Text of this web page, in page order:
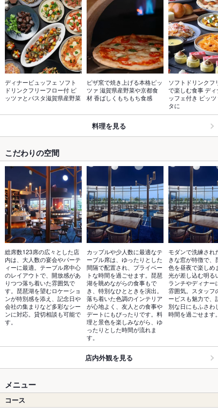
ディナービュッフェ ソフト
ドリンクフリーフロー付 ピ
ッツァとパスタ滋賀県産野菜
ピザ窯で焼き上げる本格ピッ
ツァ 滋賀県産野菜や京都食
材 香ばしくもちもち食感
ソフトドリンクフ
で楽しむ食事 デ
ッフェ付き ピッ
タに
料理を見る
こだわりの空間
総席数123席の広々とした店
内は、大人数の宴会やパーテ
ィーに最適。テーブル席中心
のレイアウトで、開放感があ
りつつ落ち着いた雰囲気で
す。琵琶湖を望むロケーショ
ンが特別感を添え、記念日や
会社の集まりなど多彩なシー
ンに対応。貸切相談も可能で
す。
カップルや少人数に最適なテ
ーブル席は、ゆったりとした
間隔で配置され、プライベー
トな時間を過ごせます。琵琶
湖を眺めながらの食事もで
き、特別なひとときを演出。
落ち着いた色調のインテリア
が心地よく、友人との食事や
デートにもぴったりです。料
理と景色を楽しみながら、ゆ
ったりとした時間が流れま
す。
モダンで洗練され
きな窓が特徴で、
色を昼夜で楽しめ
光が差し込む明る
ランチやディナー
雰囲気。スタッフ
ービスも魅力で、
別な日にもふさわ
時間を過ごせます
店内外観を見る
メニュー
コース